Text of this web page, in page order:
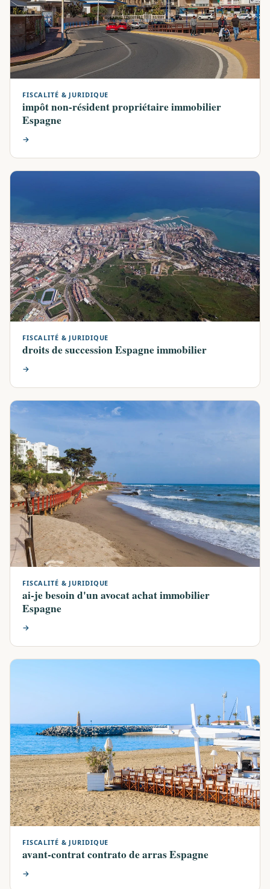
FISCALITÉ & JURIDIQUE
impôt non-résident propriétaire immobilier
Espagne
→
FISCALITÉ & JURIDIQUE
droits de succession Espagne immobilier
→
FISCALITÉ & JURIDIQUE
ai-je besoin d'un avocat achat immobilier
Espagne
→
FISCALITÉ & JURIDIQUE
avant-contrat contrato de arras Espagne
→